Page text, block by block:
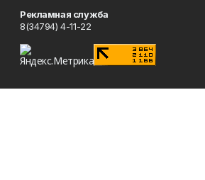
Рекламная служба
8(34794) 4-11-22